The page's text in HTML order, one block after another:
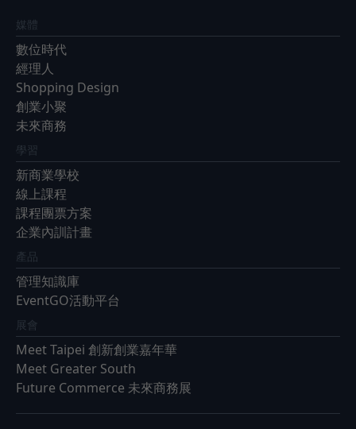
媒體
數位時代
經理人
Shopping Design
創業小聚
未來商務
學習
新商業學校
線上課程
課程團票方案
企業內訓計畫
產品
管理知識庫
EventGO活動平台
展會
Meet Taipei 創新創業嘉年華
Meet Greater South
Future Commerce 未來商務展